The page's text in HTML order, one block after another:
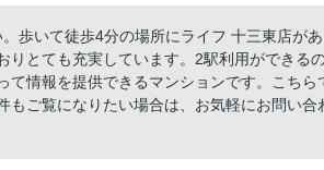
歩いて徒歩4分の場所にライフ 十三東店があ
りとても充実しています。2駅利用ができる
て情報を提供できるマンションです。こちら
もご覧になりたい場合は、お気軽にお問い合